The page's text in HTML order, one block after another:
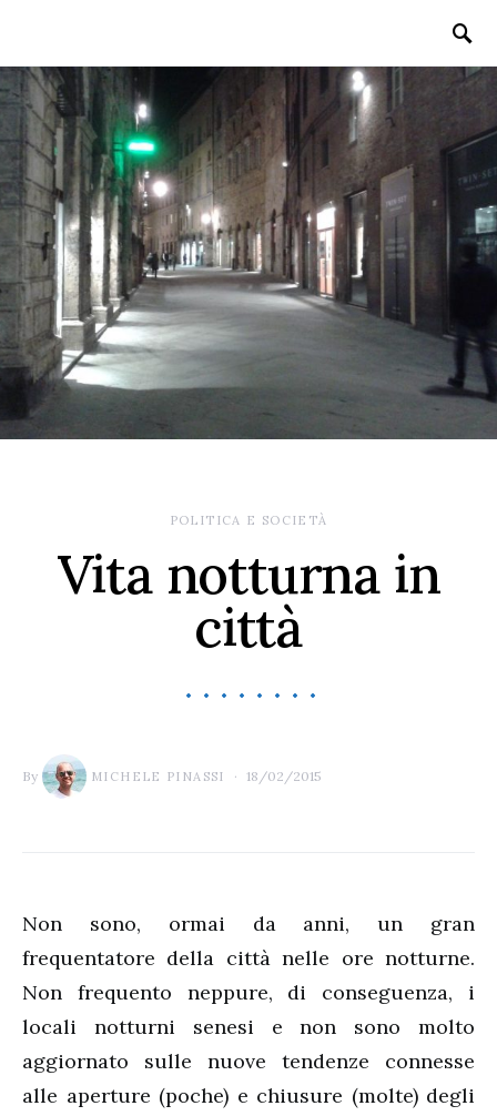
POLITICA E SOCIETÀ
Vita notturna in
città
By MICHELE PINASSI 18/02/2015
Non sono, ormai da anni, un gran
frequentatore della città nelle ore notturne.
Non frequento neppure, di conseguenza, i
locali notturni senesi e non sono molto
aggiornato sulle nuove tendenze connesse
alle aperture (poche) e chiusure (molte) degli